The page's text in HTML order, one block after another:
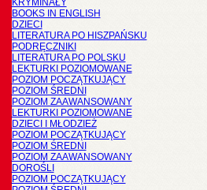
KRYMINAŁY
BOOKS IN ENGLISH
DZIECI
LITERATURA PO HISZPAŃSKU
PODRĘCZNIKI
LITERATURA PO POLSKU
LEKTURKI POZIOMOWANE
POZIOM POCZĄTKUJĄCY
POZIOM ŚREDNI
POZIOM ZAAWANSOWANY
LEKTURKI POZIOMOWANE
DZIECI I MŁODZIEŻ
POZIOM POCZĄTKUJĄCY
POZIOM ŚREDNI
POZIOM ZAAWANSOWANY
DOROŚLI
POZIOM POCZĄTKUJĄCY